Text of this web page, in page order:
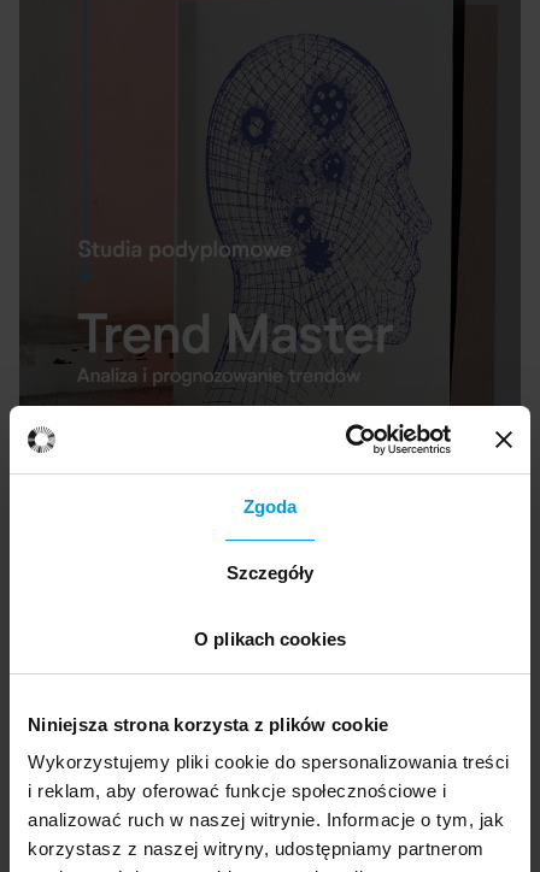
Zgoda
Szczegóły
O plikach cookies
Niniejsza strona korzysta z plików cookie
Wykorzystujemy pliki cookie do spersonalizowania treści
i reklam, aby oferować funkcje społecznościowe i
analizować ruch w naszej witrynie. Informacje o tym, jak
korzystasz z naszej witryny, udostępniamy partnerom
Marcin Maciejewski
Strateg przyszłości. Pomaga organizacjom
trendów i prognozowaniu wyzwań oraz
możliwości przyszłości. Prowadził projekty
badawczo-rozwojowe dla produktów i usług
budowanych w perspektywie